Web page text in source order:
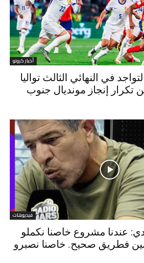
أخبار كرونو
في النهائي الثالث تواليا
تكرار إنجاز مونديال جنوب
فيديوهات
عندنا مشروع خاصنا نكملو
فطريق صحيح. خاصنا نصبرو